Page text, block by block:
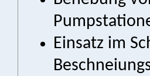
Einsatz im